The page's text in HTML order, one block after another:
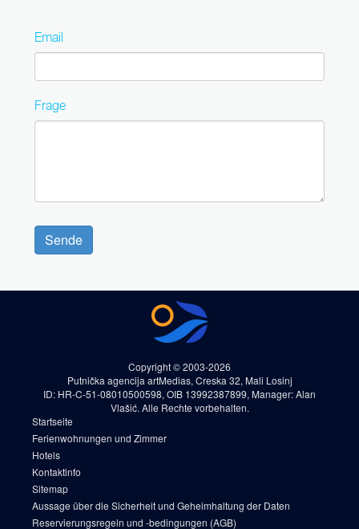
Email
Frage
Sende
Copyright © 2003-2026
Putnička agencija artMedias, Creska 32, Mali Losinj
ID: HR-C-51-08010500598, OIB 13992387899, Manager: Alan
Vlašić. Alle Rechte vorbehalten.
Startseite
Ferienwohnungen und Zimmer
Hotels
Kontaktinfo
Sitemap
Aussage über die Sicherheit und Geheimhaltung der Daten
Reservierungsregeln und -bedingungen (AGB)